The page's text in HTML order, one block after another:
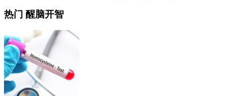
热门 醒脑开智